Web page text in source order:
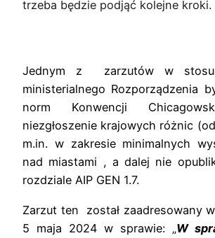
trzeba będzie podjąć kolejne kroki.
Jednym z zarzutów w
ministerialnego Rozporządzenia
norm Konwencji
niezgłoszenie krajowych różnic
m.in. w zakresie minimalnych
nad miastami , a dalej nie
rozdziale AIP GEN 1.7.
Zarzut ten został zaadresowany
5 maja 2024 w sprawie: „W